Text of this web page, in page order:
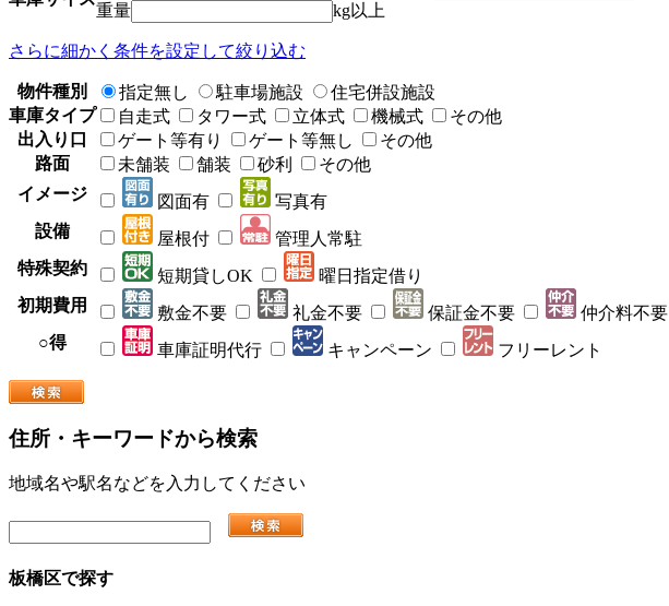
重量
kg以上
さらに細かく条件を設定して絞り込む
物件種別 指定無し 駐車場施設
住宅併設施設
車庫タイプ
自走式 タワー式 立体式 機械式
その他
出入り口
ゲート等有り ゲート等無し
その他
路面
未舗装 舗装 砂利
その他
イメージ
図面有
写真有
設備
屋根付
管理人常駐
特殊契約
短期貸しOK
曜日指定借り
初期費用
敷金不要 礼金不要 保証金不要
仲介料不要
○得
車庫証明代行 キャンペーン フリーレント
住所・キーワードから検索
地域名や駅名などを入力してください
板橋区で探す